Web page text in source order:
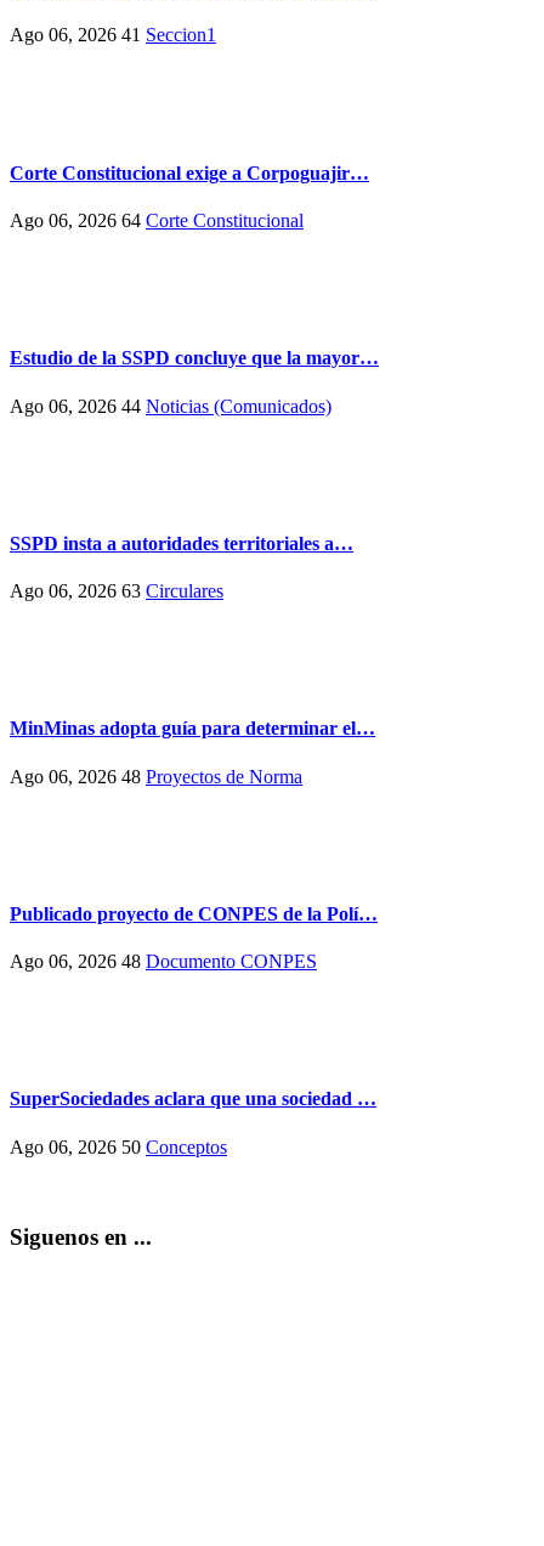
Ago 06, 2026 41 Seccion1
Corte Constitucional exige a Corpoguajir…
Ago 06, 2026 64 Corte Constitucional
Estudio de la SSPD concluye que la mayor…
Ago 06, 2026 44 Noticias (Comunicados)
SSPD insta a autoridades territoriales a…
Ago 06, 2026 63 Circulares
MinMinas adopta guía para determinar el…
Ago 06, 2026 48 Proyectos de Norma
Publicado proyecto de CONPES de la Polí…
Ago 06, 2026 48 Documento CONPES
SuperSociedades aclara que una sociedad …
Ago 06, 2026 50 Conceptos
Siguenos en ...